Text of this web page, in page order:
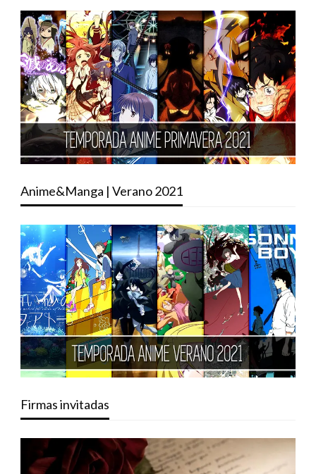
Anime&Manga | Verano 2021
Firmas invitadas